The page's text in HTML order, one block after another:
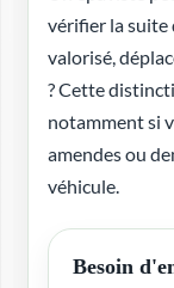
vérifier la suite
valorisé,
? Cette
notamment si
amendes ou
véhicule.
Besoin